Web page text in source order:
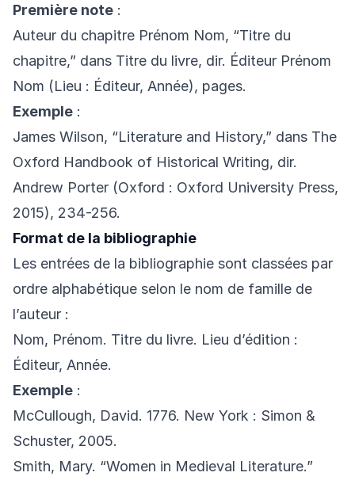
Première note :
Auteur du chapitre Prénom Nom, “Titre du
chapitre,” dans Titre du livre, dir. Éditeur Prénom
Nom (Lieu : Éditeur, Année), pages.
Exemple :
James Wilson, “Literature and History,” dans The
Oxford Handbook of Historical Writing, dir.
Andrew Porter (Oxford : Oxford University Press,
2015), 234-256.
Format de la bibliographie
Les entrées de la bibliographie sont classées par
ordre alphabétique selon le nom de famille de
l’auteur :
Nom, Prénom. Titre du livre. Lieu d’édition :
Éditeur, Année.
Exemple :
McCullough, David. 1776. New York : Simon &
Schuster, 2005.
Smith, Mary. “Women in Medieval Literature.”